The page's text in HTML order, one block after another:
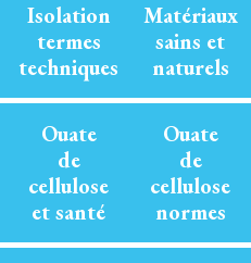
Isolation
termes
techniques
Matériaux
sains et
naturels
Ouate
de
cellulose
et santé
Ouate
de
cellulose
normes